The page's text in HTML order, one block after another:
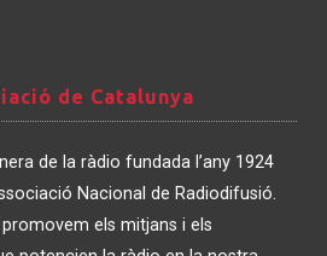
de Catalunya
de la ràdio fundada l’any 1924
Nacional de Radiodifusió.
els mitjans i els